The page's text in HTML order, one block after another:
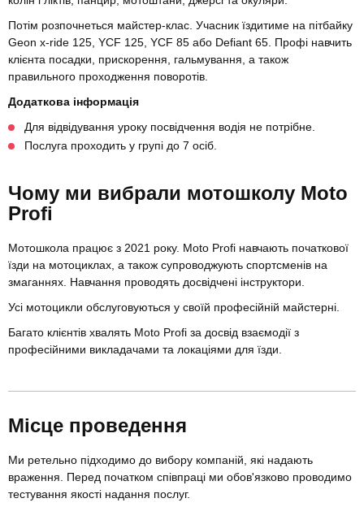
Потім розпочнеться майстер-клас. Учасник їздитиме на пітбайку
Geon x-ride 125, YCF 125, YCF 85 або Defiant 65 . Профі навчить
клієнта посадки, прискорення, гальмування, а також
правильного проходження поворотів.
Додаткова інформація
Для відвідування уроку посвідчення водія не потрібне.
Послуга проходить у групі до 7 осіб.
Чому ми вибрали мотошколу Moto
Profi
Мотошкола працює з 2021 року. Moto Profi навчають початкової
їзди на мотоциклах, а також супроводжують спортсменів на
змаганнях. Навчання проводять досвідчені інструктори.
Усі мотоцикли обслуговуються у своїй професійній майстерні.
Багато клієнтів хвалять Moto Profi за досвід взаємодії з
професійними викладачами та локаціями для їзди.
Місце проведення
Ми ретельно підходимо до вибору компаній, які надають
враження. Перед початком співпраці ми обов'язково проводимо
тестування якості надання послуг.